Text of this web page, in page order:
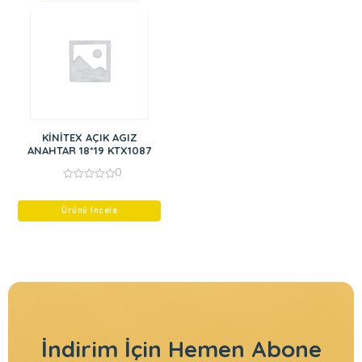
KİNİTEX AÇIK AGIZ
ANAHTAR 18*19 KTX1087
of
0
Ürünü İncele
İndirim İçin Hemen Abone